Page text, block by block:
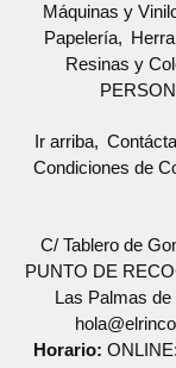
Máquinas y
Papelería
Resinas y
Ir arriba
Condiciones de
C/ Tablero de
PUNTO DE
Las Palmas
Horario: